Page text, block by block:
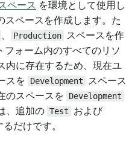
ペース を環境として使用し
スペースを作成します。た
Production
スペースを作
ォーム内のすべてのリソ
内に存在するため、現在ユ
スを
Development
スペース
のスペースを
Development
、追加の Test
および
だけです。